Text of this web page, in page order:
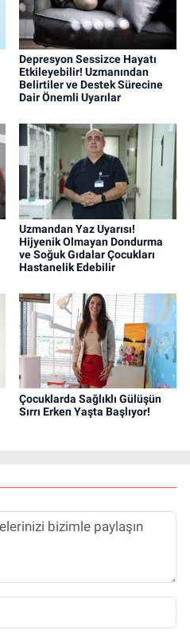
Depresyon Sessizce Hayatı
Etkileyebilir! Uzmanından
Belirtiler ve Destek Sürecine
Dair Önemli Uyarılar
Uzmandan Yaz Uyarısı!
Hijyenik Olmayan Dondurma
ve Soğuk Gıdalar Çocukları
Hastanelik Edebilir
Çocuklarda Sağlıklı Gülüşün
Sırrı Erken Yaşta Başlıyor!